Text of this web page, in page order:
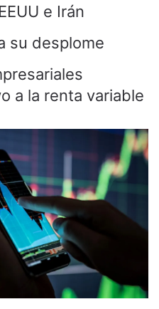
e Irán
su desplome
a la renta variable